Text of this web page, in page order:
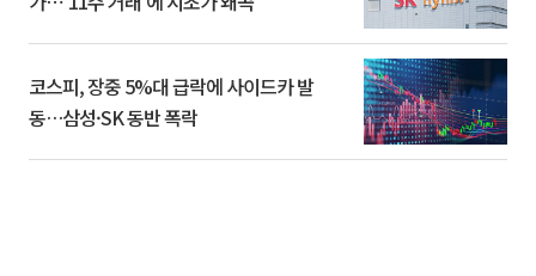
코스피, 장중 5%대 급락에 사이드카 발
동…삼성·SK 동반 폭락